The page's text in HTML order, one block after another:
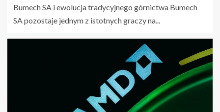
Bumech SA i ewolucja tradycyjnego górnictwa Bumech
SA pozostaje jednym z istotnych graczy na...